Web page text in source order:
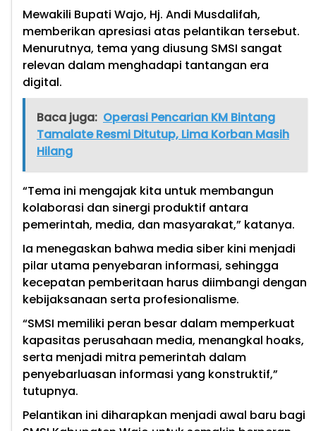
Mewakili Bupati Wajo, Hj. Andi Musdalifah,
memberikan apresiasi atas pelantikan tersebut.
Menurutnya, tema yang diusung SMSI sangat
relevan dalam menghadapi tantangan era
digital.
Baca juga: Operasi Pencarian KM Bintang
Tamalate Resmi Ditutup, Lima Korban Masih
Hilang
“Tema ini mengajak kita untuk membangun
kolaborasi dan sinergi produktif antara
pemerintah, media, dan masyarakat,” katanya.
Ia menegaskan bahwa media siber kini menjadi
pilar utama penyebaran informasi, sehingga
kecepatan pemberitaan harus diimbangi dengan
kebijaksanaan serta profesionalisme.
“SMSI memiliki peran besar dalam memperkuat
kapasitas perusahaan media, menangkal hoaks,
serta menjadi mitra pemerintah dalam
penyebarluasan informasi yang konstruktif,”
tutupnya.
Pelantikan ini diharapkan menjadi awal baru bagi